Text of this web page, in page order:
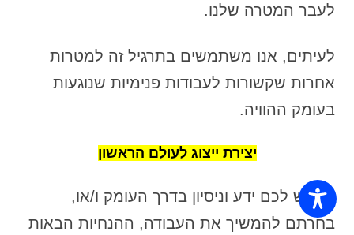
לעבר המטרה שלנו.
לעיתים, אנו משתמשים בתרגיל זה למטרות
אחרות שקשורות לעבודות פנימיות שנוגעות
בעומק ההוויה.
יצירת ייצוג לעולם הראשון
אם יש לכם ידע וניסיון בדרך העומק ו/או,
בחרתם להמשיך את העבודה, ההנחיות הבאות